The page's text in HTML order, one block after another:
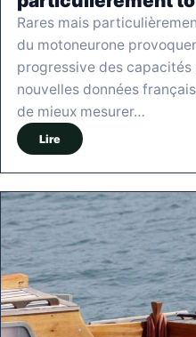
Rares mais
du motoneurone
progressive des capacités
nouvelles données
de mieux mesurer…
Lire